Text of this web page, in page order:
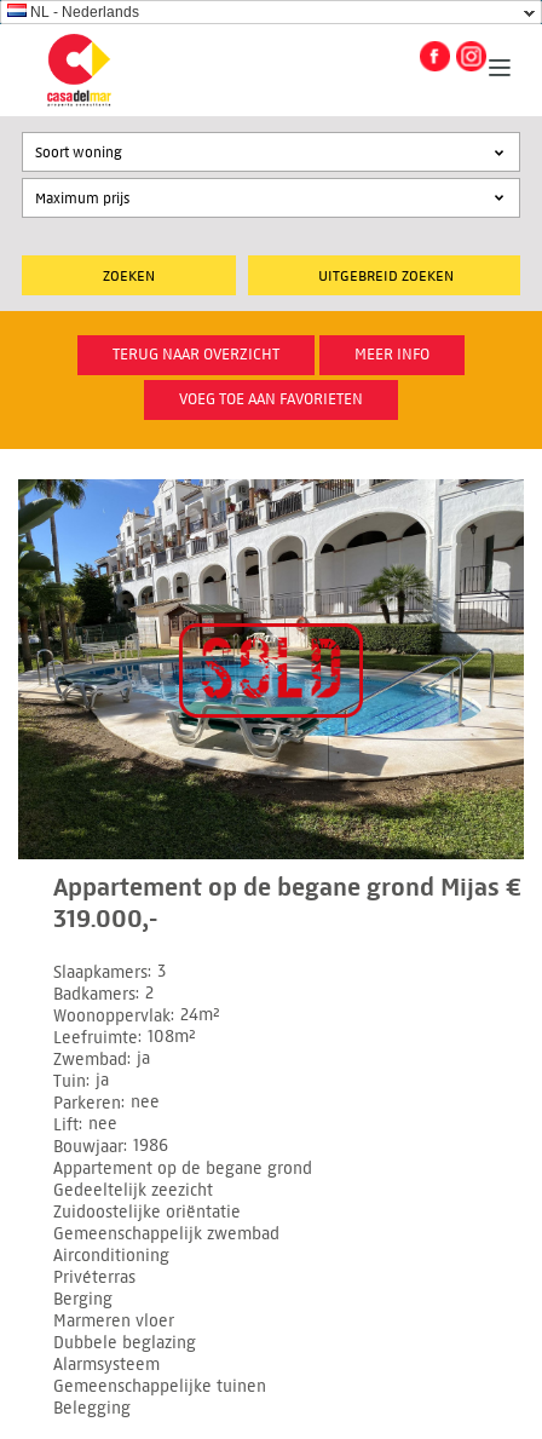
NL - Nederlands
UITGEBREID ZOEKEN
Soort woning
TERUG NAAR OVERZICHT MEER INFO
VOEG TOE AAN FAVORIETEN
Appartement op de begane grond Mijas €
319.000,-
Slaapkamers 3
Badkamers 2
Woonoppervlak 24m²
Leefruimte 108m²
Zwembad ja
Tuin ja
Parkeren nee
Lift nee
Bouwjaar 1986
Appartement op de begane grond
Gedeeltelijk zeezicht
Zuidoostelijke oriëntatie
Gemeenschappelijk zwembad
Airconditioning
Privéterras
Berging
Marmeren vloer
Dubbele beglazing
Alarmsysteem
Gemeenschappelijke tuinen
Belegging